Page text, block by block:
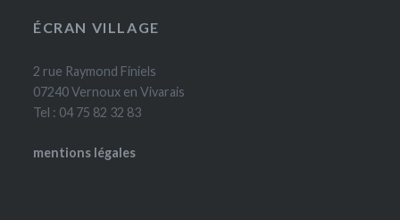
ÉCRAN VILLAGE
2 rue Raymond Finiels
07240 Vernoux en Vivarais
Tel : 04 75 82 32 83
mentions légales